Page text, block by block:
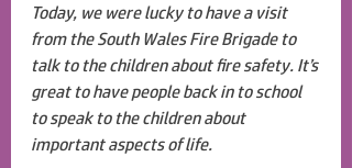
Today, we were lucky to have a visit
from the South Wales Fire Brigade to
talk to the children about fire safety. It’s
great to have people back in to school
to speak to the children about
important aspects of life.